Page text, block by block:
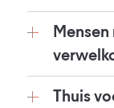
Thuis